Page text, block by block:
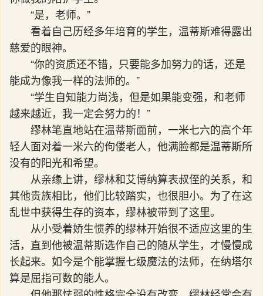
“是，老师。”
看着自己历经多年培育的学生，温蒂斯难得露出
慈爱的眼神。
“你的资质还不错，只要能多加努力的话，还是
能成为像我一样的法师的。”
“学生自知能力尚浅，但是如果能变强，和老师
越来越近，我一定会努力的！”
缪林笔直地站在温蒂斯面前，一米七六的高个年
轻人面对着一米六的佝偻老人，他满脸都是温蒂斯所
没有的阳光和希望。
从亲缘上讲，缪林和艾博纳算表叔侄的关系，和
其他贵族相比，他们比较踏实，也很胆小。为了在这
乱世中获得生存的资本，缪林被带到了这里。
从小受着娇生惯养的缪林开始很不适应这里的生
活，直到他被温蒂斯选作自己的随从学生，才慢慢成
长起来。如今是个能掌握七级魔法的法师，在纳塔尔
算是屈指可数的能人。